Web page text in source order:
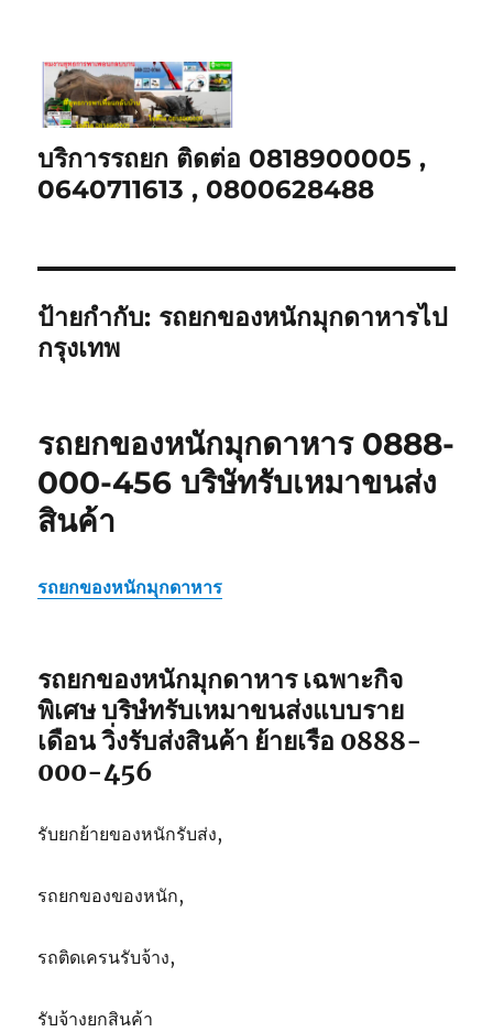
บริการรถยก ติดต่อ 0818900005 ,
0640711613 , 0800628488
ป้ายกำกับ: รถยกของหนักมุกดาหารไป
กรุงเทพ
รถยกของหนักมุกดาหาร 0888-
000-456 บริษัทรับเหมาขนส่ง
สินค้า
รถยกของหนักมุกดาหาร
รถยกของหนักมุกดาหาร เฉพาะกิจ
พิเศษ บริษํทรับเหมาขนส่งแบบราย
เดือน วิ่งรับส่งสินค้า ย้ายเรือ 0888-
000-456
รับยกย้ายของหนักรับส่ง,
รถยกของของหนัก,
รถติดเครนรับจ้าง,
รับจ้างยกสินค้า